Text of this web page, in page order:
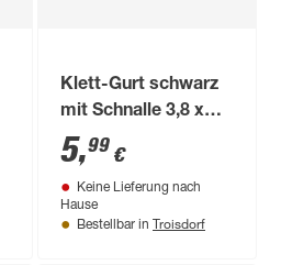
Klett-Gurt schwarz
mit Schnalle 3,8 x
160 cm
5,99 €
Keine Lieferung nach
Hause
Bestellbar in Troisdorf